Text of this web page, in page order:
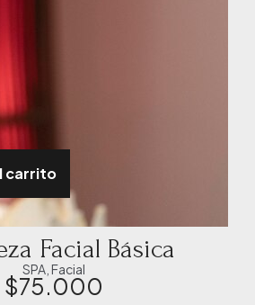
carrito
Facial Básica
SPA Facial
$75.000